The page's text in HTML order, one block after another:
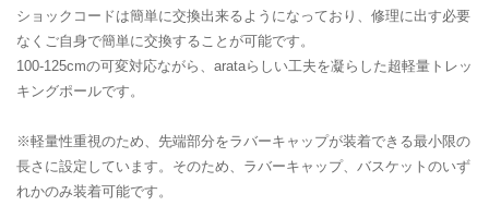
ショックコードは簡単に交換出来るようになっており、修理に出す必要
なくご自身で簡単に交換することが可能です。
100-125cmの可変対応ながら、arataらしい工夫を凝らした超軽量トレッ
キングポールです。
※軽量性重視のため、先端部分をラバーキャップが装着できる最小限の
長さに設定しています。そのため、ラバーキャップ、バスケットのいず
れかのみ装着可能です。